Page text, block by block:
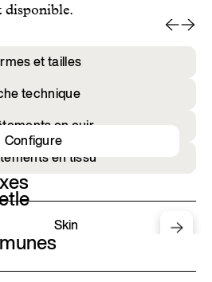
disponible.
et tailles
technique
en cuir
en tissu
Configure
Skin